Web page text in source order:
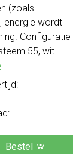
(zoals
energie wordt
Configuratie
55, wit
Bestel